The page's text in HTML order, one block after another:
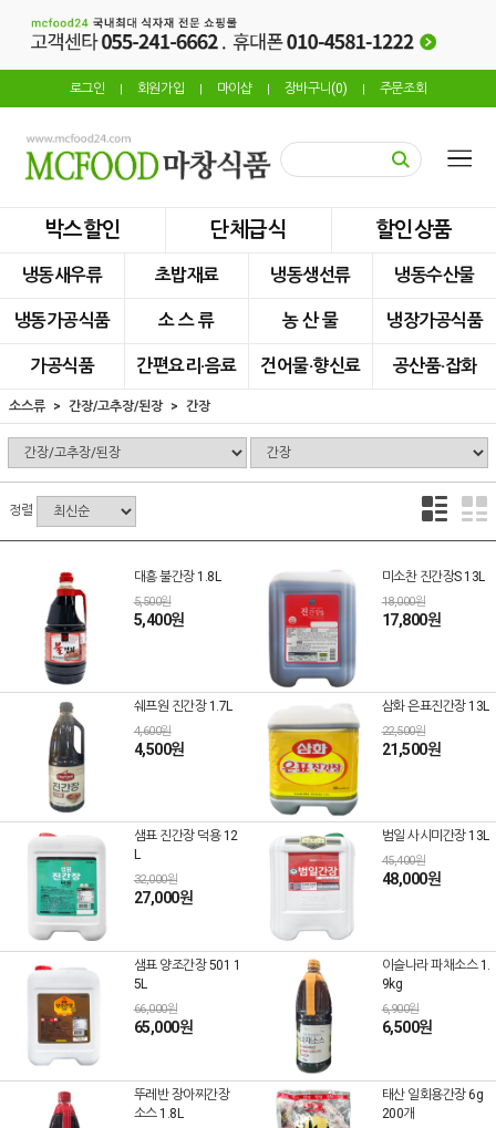
로그인 회원가입 마이샵 장바구니(0) 주문조회
박스할인 단체급식 할인상품
냉동새우류 초밥재료 냉동생선류 냉동수산물
냉동가공식품 소 스 류 농 산 물 냉장가공식품
가공식품 간편요리·음료 건어물·향신료 공산품·잡화
소스류 간장/고추장/된장 간장
정렬
대흥 불간장 1.8L
5,500원
5,400원
미소찬 진간장S 13L
18,000원
17,800원
쉐프원 진간장 1.7L
4,600원
4,500원
삼화 은표진간장 13L
22,500원
21,500원
샘표 진간장 덕용 12
L
32,000원
27,000원
범일 사시미간장 13L
45,400원
48,000원
샘표 양조간장 501 1
5L
66,000원
65,000원
이슬나라 파채소스 1.
9kg
6,900원
6,500원
뚜레반 장아찌간장
소스 1.8L
태산 일회용간장 6g
200개